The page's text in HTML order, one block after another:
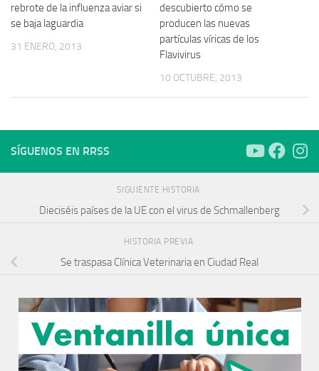
rebrote de la influenza aviar si
se baja laguardia
31 ENERO, 2013
descubierto cómo se
producen las nuevas
partículas víricas de los
Flavivirus
10 OCTUBRE, 2013
SÍGUENOS EN RRSS
SIGUIENTE HISTORIA
Dieciséis países de la UE con el virus de Schmallenberg
HISTORIA PREVIA
Se traspasa Clínica Veterinaria en Ciudad Real